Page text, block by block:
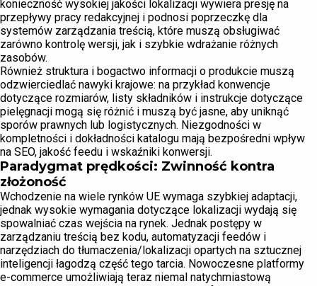
konieczność wysokiej jakości lokalizacji wywiera presję na
przepływy pracy redakcyjnej i podnosi poprzeczkę dla
systemów zarządzania treścią, które muszą obsługiwać
zarówno kontrolę wersji, jak i szybkie wdrażanie różnych
zasobów.
Również struktura i bogactwo informacji o produkcie muszą
odzwierciedlać nawyki krajowe: na przykład konwencje
dotyczące rozmiarów, listy składników i instrukcje dotyczące
pielęgnacji mogą się różnić i muszą być jasne, aby uniknąć
sporów prawnych lub logistycznych. Niezgodności w
kompletności i dokładności katalogu mają bezpośredni wpływ
na SEO, jakość feedu i wskaźniki konwersji.
Paradygmat prędkości: Zwinność kontra
złożoność
Wchodzenie na wiele rynków UE wymaga szybkiej adaptacji,
jednak wysokie wymagania dotyczące lokalizacji wydają się
spowalniać czas wejścia na rynek. Jednak postępy w
zarządzaniu treścią bez kodu, automatyzacji feedów i
narzędziach do tłumaczenia/lokalizacji opartych na sztucznej
inteligencji łagodzą część tego tarcia. Nowoczesne platformy
e-commerce umożliwiają teraz niemal natychmiastową